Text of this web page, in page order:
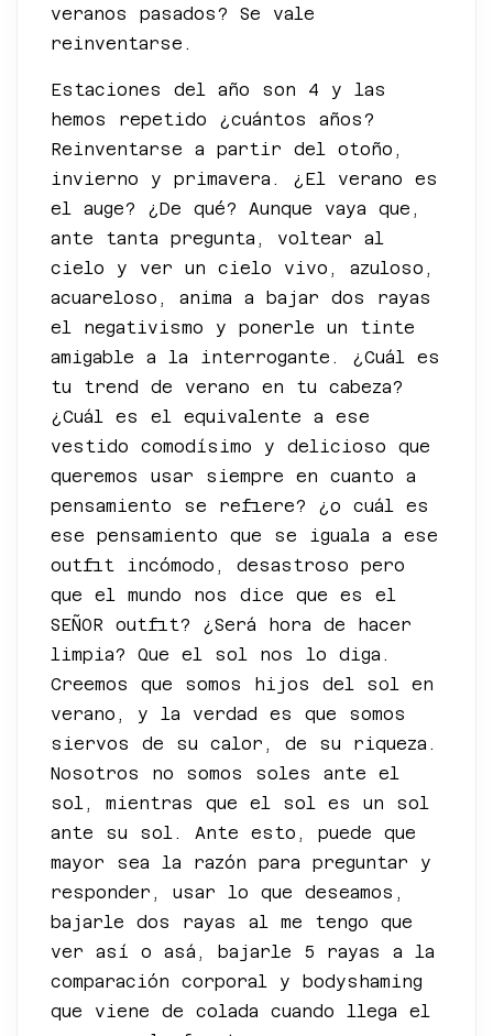
veranos pasados? Se vale
reinventarse.
Estaciones del año son 4 y las
hemos repetido ¿cuántos años?
Reinventarse a partir del otoño,
invierno y primavera. ¿El verano es
el auge? ¿De qué? Aunque vaya que,
ante tanta pregunta, voltear al
cielo y ver un cielo vivo, azuloso,
acuareloso, anima a bajar dos rayas
el negativismo y ponerle un tinte
amigable a la interrogante. ¿Cuál es
tu trend de verano en tu cabeza?
¿Cuál es el equivalente a ese
vestido comodísimo y delicioso que
queremos usar siempre en cuanto a
pensamiento se refiere? ¿o cuál es
ese pensamiento que se iguala a ese
outfit incómodo, desastroso pero
que el mundo nos dice que es el
SEÑOR outfit? ¿Será hora de hacer
limpia? Que el sol nos lo diga.
Creemos que somos hijos del sol en
verano, y la verdad es que somos
siervos de su calor, de su riqueza.
Nosotros no somos soles ante el
sol, mientras que el sol es un sol
ante su sol. Ante esto, puede que
mayor sea la razón para preguntar y
responder, usar lo que deseamos,
bajarle dos rayas al me tengo que
ver así o asá, bajarle 5 rayas a la
comparación corporal y bodyshaming
que viene de colada cuando llega el